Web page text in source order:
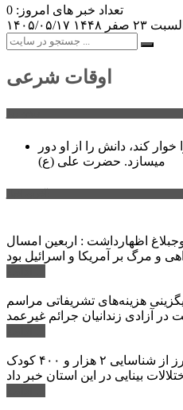
تعداد خبر های امروز: 0
۱۴۰۵/۰۵/۱۷
السبت ۲۳ صفر ۱۴۴۸
اوقات شرعی
كند، دانش را از او دور
میسازد. حضرت علی (ع)
اظهارداشت : اربعین امسال
هزینه‌های تشریفاتی مراسم
در آزادی زندانیان جرائم غیرعمد
مدیر کل بهزیستی استان البرز از شناسایی ۲ هزار و ۴۰۰ کودک